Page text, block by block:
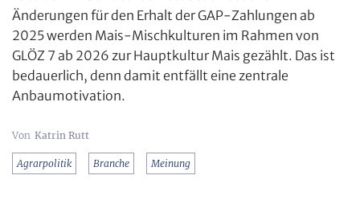
Änderungen für den Erhalt der GAP-Zahlungen ab
2025 werden Mais-Mischkulturen im Rahmen von
GLÖZ 7 ab 2026 zur Hauptkultur Mais gezählt. Das ist
bedauerlich, denn damit entfällt eine zentrale
Anbaumotivation.
Katrin Rutt
Agrarpolitik Branche Meinung